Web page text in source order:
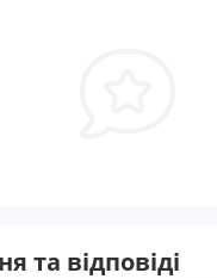
та відповіді